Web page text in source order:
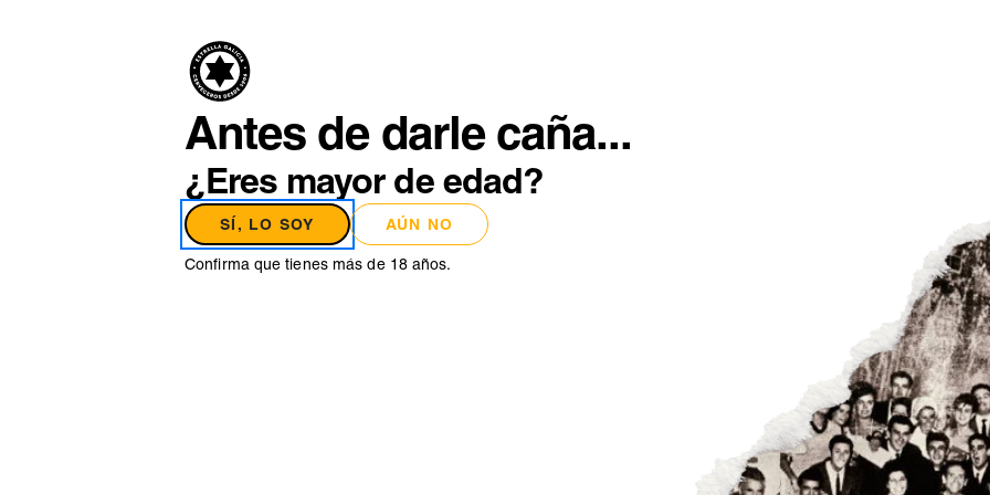
Antes de darle caña...
¿Eres mayor de edad?
SÍ, LO SOY AÚN NO
Confirma que tienes más de 18 años.
Pimientos de
Uns pican e outros non